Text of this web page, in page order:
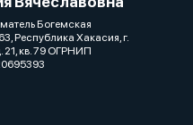
Богемская
Республика Хакасия, г.
21, кв. 79 ОГРНИП